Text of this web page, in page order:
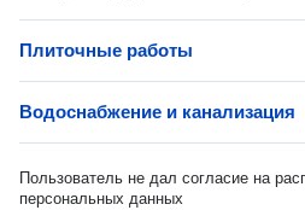
Плиточные работы
Водоснабжение и канализация
Пользователь не дал согласие на
персональных данных